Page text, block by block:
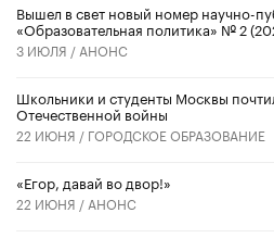
Вышел в свет новый номер научно-
«Образовательная политика» № 2
3 ИЮЛЯ / АНОНС
Школьники и студенты Москвы
Отечественной войны
22 ИЮНЯ / ГОРОДСКОЕ ОБРАЗОВАНИЕ
«Егор, давай во двор!»
22 ИЮНЯ / АНОНС